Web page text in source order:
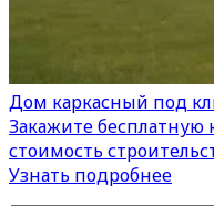
Дом каркасный под
Закажите бесплатную
стоимость
Узнать подробнее